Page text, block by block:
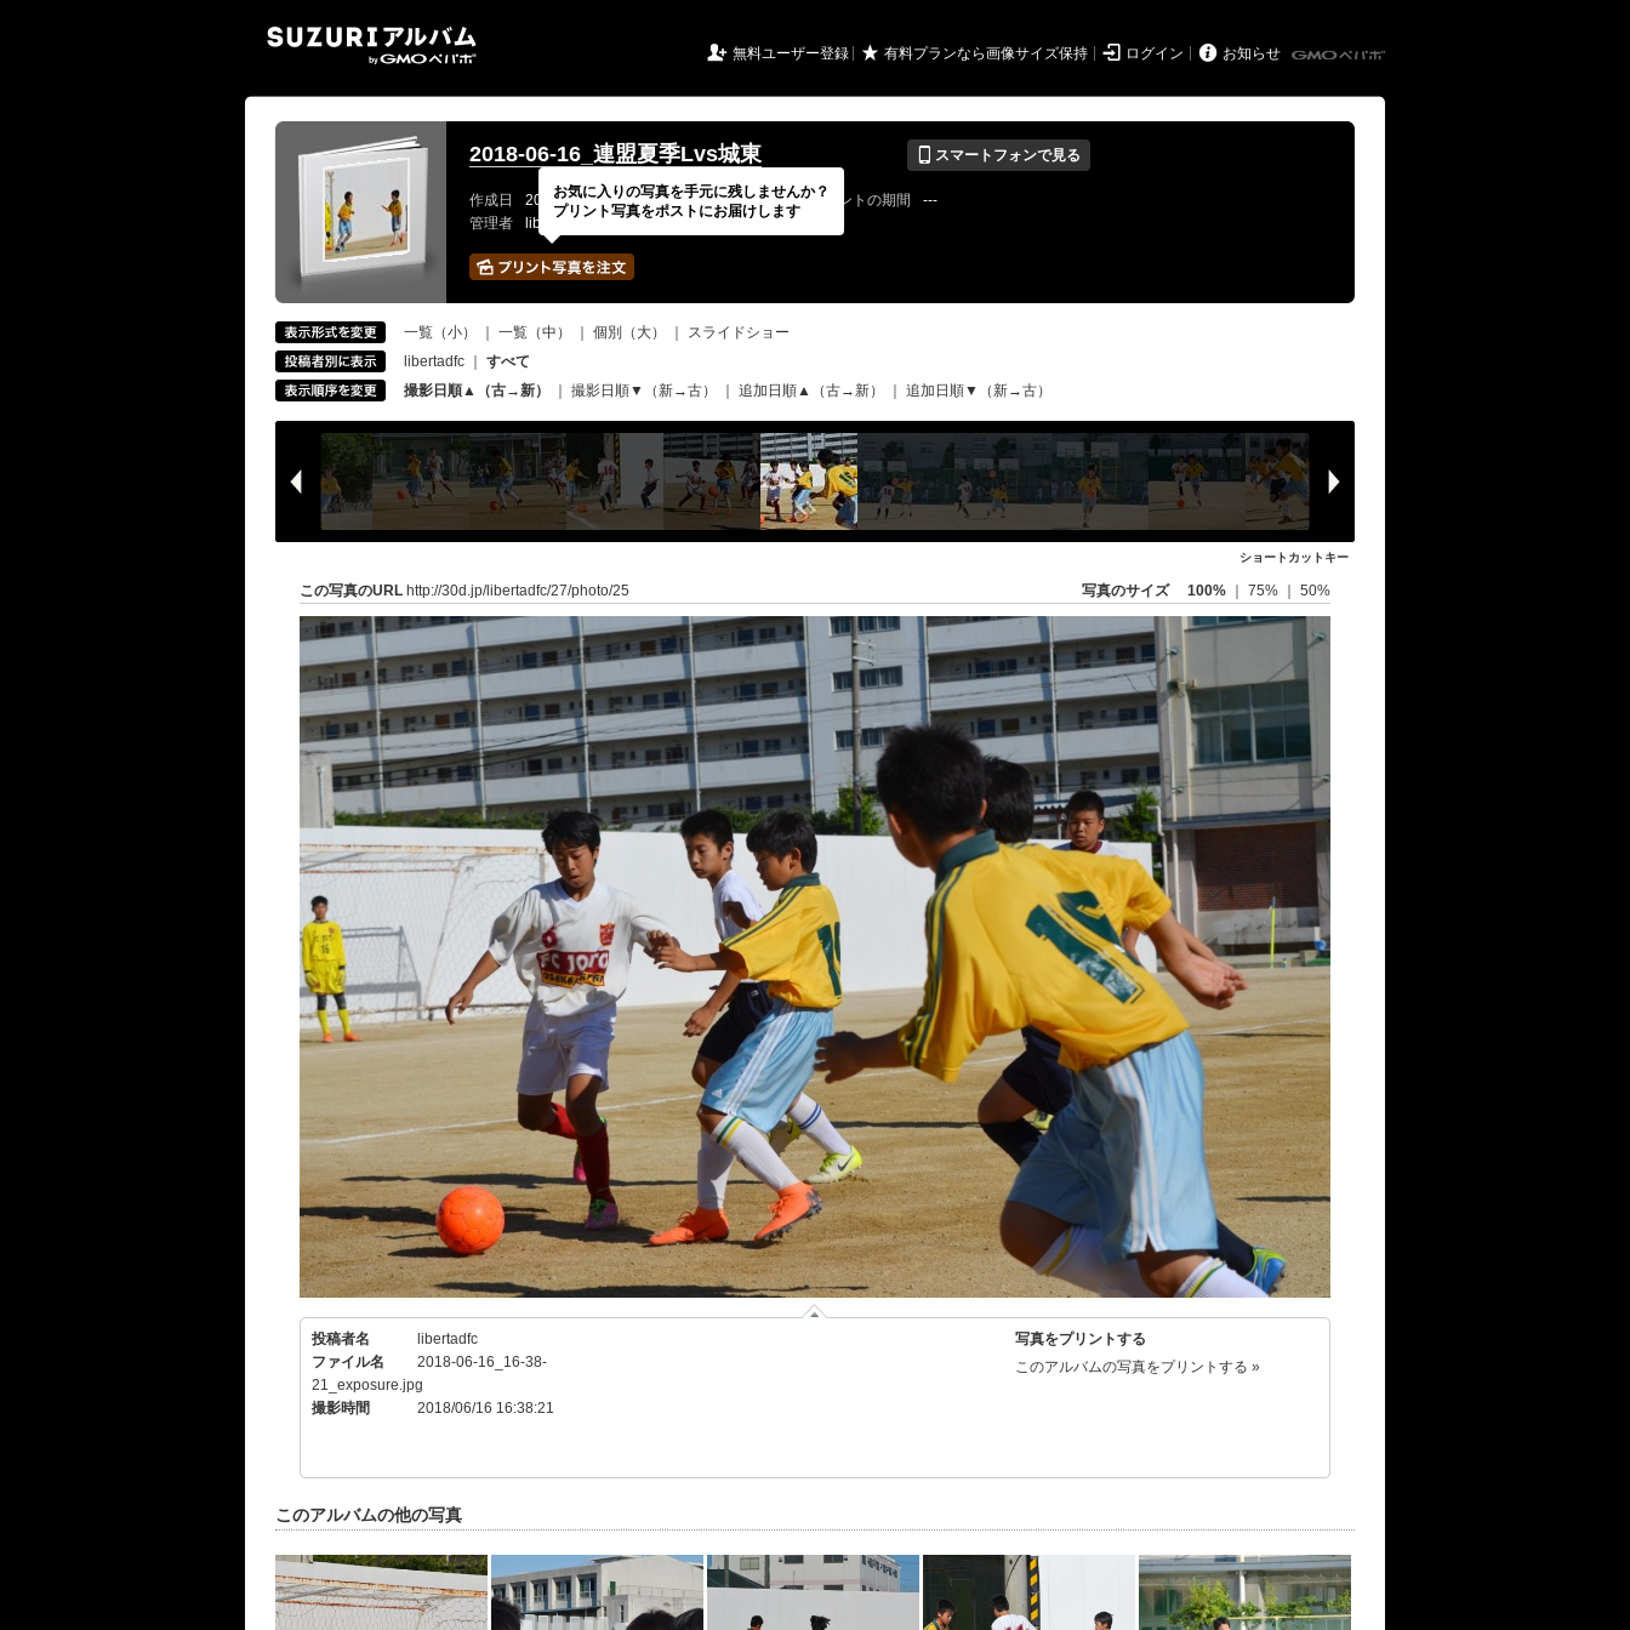
 無料ユーザー登録 ★ 有料プランなら画像サイズ保持  ログイン  お知らせ
2018-06-16_連盟夏季Lvs城東 📱 スマートフォンで見る
作成日 2018 / 12 / 29 公開終了日 無期限 イベントの期間
---
管理者
libertadfcさん 写真の枚数 298 / 2000枚
一覧（小） 一覧（中） 個別（大）
スライドショー
libertadfc
すべて
撮影日順▲（古→新）
撮影日順▼（新→古） 追加日順▲（古→新） 追加日順▼（新→古）
ショートカットキー
この写真のURL http://30d.jp/libertadfc/27/photo/25 写真のサイズ 100% 75% 50%
投稿者名
libertadfc
ファイル名
2018-06-16_16-38-
21_exposure.jpg
撮影時間
2018/06/16 16:38:21
写真をプリントする
このアルバムの写真をプリントする »
このアルバムの他の写真
お気に入りの写真を手元に残しませんか？
プリント写真をポストにお届けします